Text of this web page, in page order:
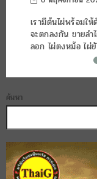
เรามีต้นไผ่พร้อมใ
จะตกลงกัน ขายลำ
ลอก ไผ่ตงหม้อ ไผ่
ค้นหา